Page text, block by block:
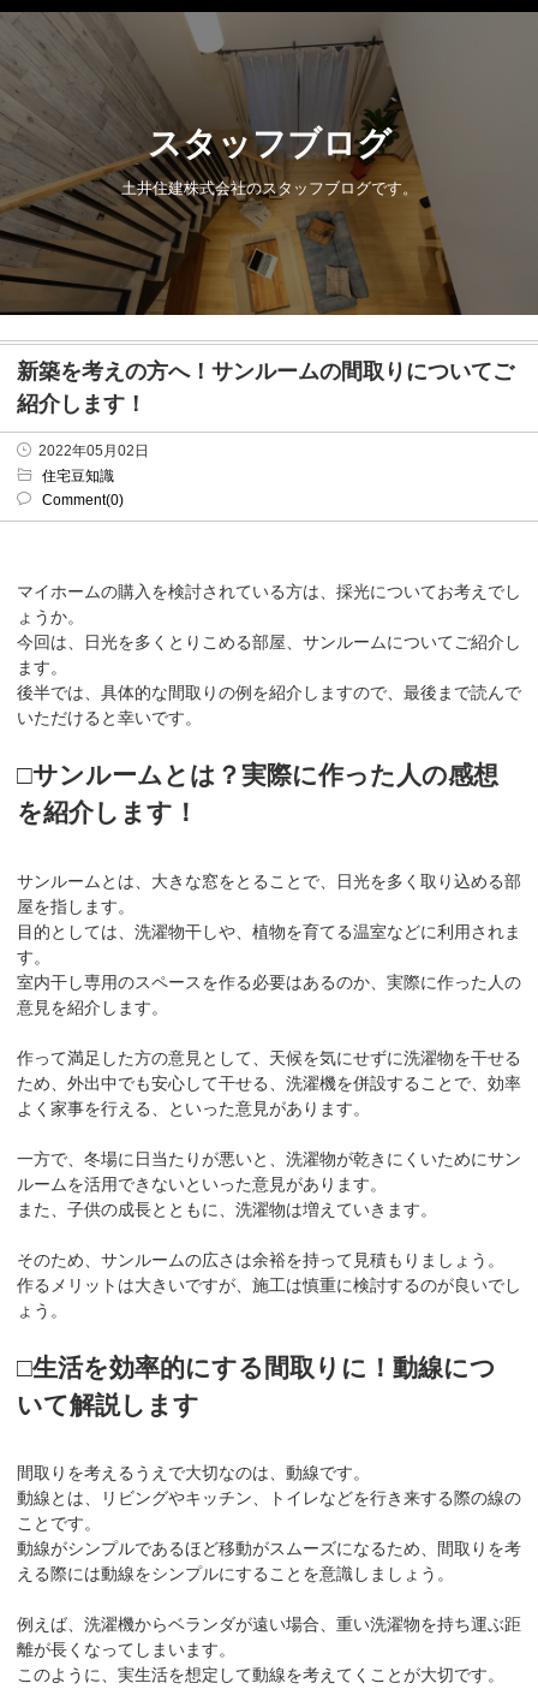
スタッフブログ
土井住建株式会社のスタッフブログです。
新築を考えの方へ！サンルームの間取りについてご
紹介します！
2022年05月02日
住宅豆知識
Comment(0)
マイホームの購入を検討されている方は、採光についてお考えでし
ょうか。
今回は、日光を多くとりこめる部屋、サンルームについてご紹介し
ます。
後半では、具体的な間取りの例を紹介しますので、最後まで読んで
いただけると幸いです。
□サンルームとは？実際に作った人の感想
を紹介します！
サンルームとは、大きな窓をとることで、日光を多く取り込める部
屋を指します。
目的としては、洗濯物干しや、植物を育てる温室などに利用されま
す。
室内干し専用のスペースを作る必要はあるのか、実際に作った人の
意見を紹介します。
作って満足した方の意見として、天候を気にせずに洗濯物を干せる
ため、外出中でも安心して干せる、洗濯機を併設することで、効率
よく家事を行える、といった意見があります。
一方で、冬場に日当たりが悪いと、洗濯物が乾きにくいためにサン
ルームを活用できないといった意見があります。
また、子供の成長とともに、洗濯物は増えていきます。
そのため、サンルームの広さは余裕を持って見積もりましょう。
作るメリットは大きいですが、施工は慎重に検討するのが良いでし
ょう。
□生活を効率的にする間取りに！動線につ
いて解説します
間取りを考えるうえで大切なのは、動線です。
動線とは、リビングやキッチン、トイレなどを行き来する際の線の
ことです。
動線がシンプルであるほど移動がスムーズになるため、間取りを考
える際には動線をシンプルにすることを意識しましょう。
例えば、洗濯機からベランダが遠い場合、重い洗濯物を持ち運ぶ距
離が長くなってしまいます。
このように、実生活を想定して動線を考えてくことが大切です。